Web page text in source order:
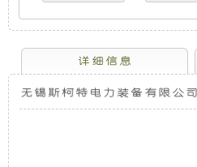
放
式
发
油
超
载
发
电
机
组
（整
详细信息
无锡斯柯特电力装备有限公